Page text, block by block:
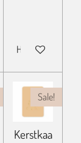
Houd mij op de
Sale!
Kerstkaa